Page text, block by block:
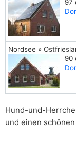
97
Nordsee »
90
Hund-und-
und einen schönen